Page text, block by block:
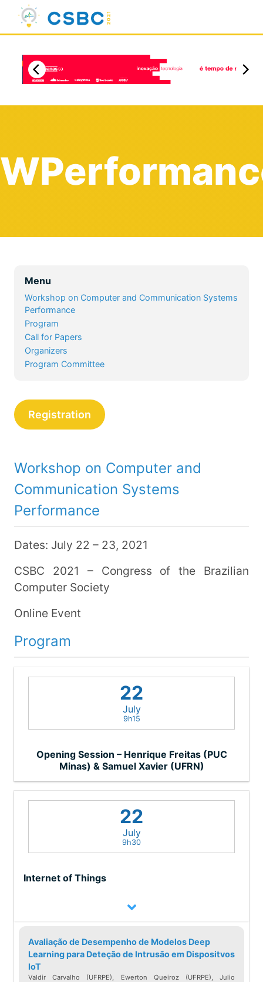
Menu
Workshop on Computer and Communication Systems
Performance
Program
Call for Papers
Organizers
Program Committee
Registration
Workshop on Computer and
Communication Systems
Performance
Dates: July 22 – 23, 2021
CSBC 2021 – Congress of the Brazilian
Computer Society
Online Event
Program
Opening Session – Henrique Freitas (PUC
Minas) & Samuel Xavier (UFRN)
22
July
9h15
Internet of Things
22
July
9h30
Avaliação de Desempenho de Modelos Deep
Learning para Deteção de Intrusão em Dispositvos
IoT
Valdir Carvalho (UFRPE), Ewerton Queiroz (UFRPE), Julio